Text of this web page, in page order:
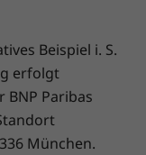
Beispiel i. S.
erfolgt
Paribas
München.